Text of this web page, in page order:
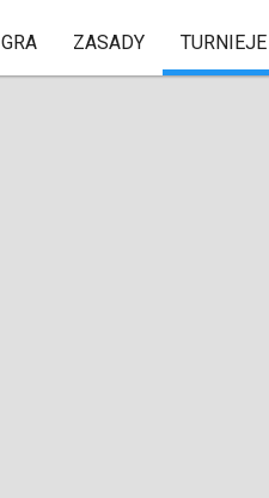
GRA ZASADY TURNIEJE